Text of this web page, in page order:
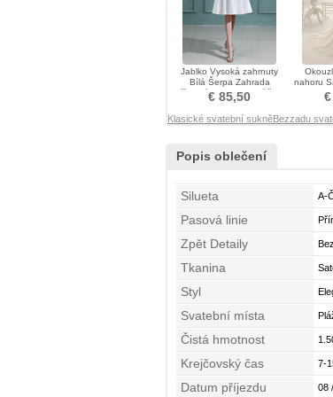
Jablko Vysoká zahrnuty
Bílá Šerpa Zahrada
Přírodní pas Svatební šaty
€ 85,50
nahoru
Klasické svatební sukněBezzadu
Popis oblečení
Silueta A-
Pasová linie
Zpět Detaily
Tkanina
Styl
Svatební místa
Čistá hmotnost
Krejčovský čas 7-
Datum příjezdu 08